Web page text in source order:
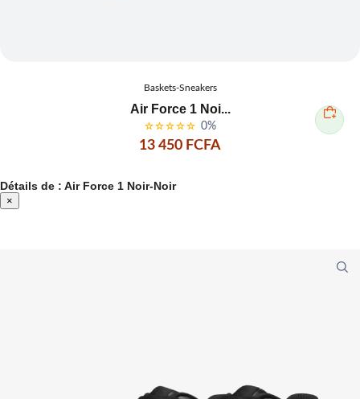
Baskets-Sneakers
Air Force 1 Noi...
0%
13 450 FCFA
Détails de : Air Force 1 Noir-Noir
×